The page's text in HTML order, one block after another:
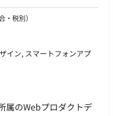
・税別）
イン, スマートフォンアプ
属のWebプロダクトデ